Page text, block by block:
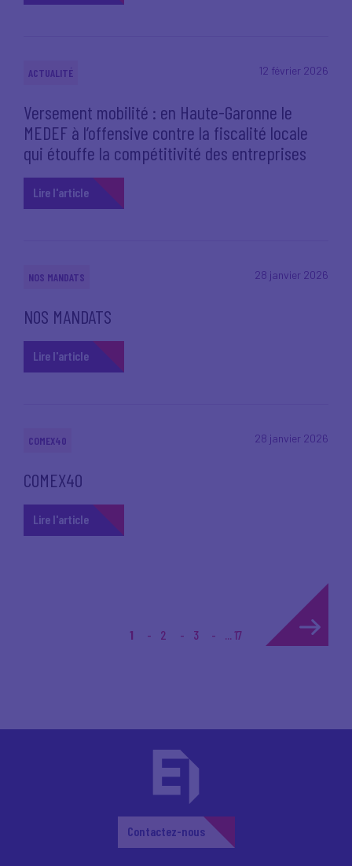
12 février 2026
ACTUALITÉ
Versement mobilité : en Haute-Garonne le
MEDEF à l’offensive contre la fiscalité locale
qui étouffe la compétitivité des entreprises
Lire l'article
28 janvier 2026
NOS MANDATS
NOS MANDATS
Lire l'article
28 janvier 2026
COMEX40
COMEX40
Lire l'article
1 2 3 ... 17
Contactez-nous